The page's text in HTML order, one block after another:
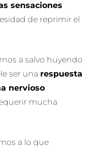
sensaciones
de reprimir el
a salvo huyendo
ser una respuesta
nervioso
mucha
a lo que